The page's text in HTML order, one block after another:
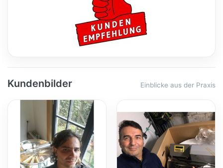
Kundenbilder Einblicke aus der Praxis